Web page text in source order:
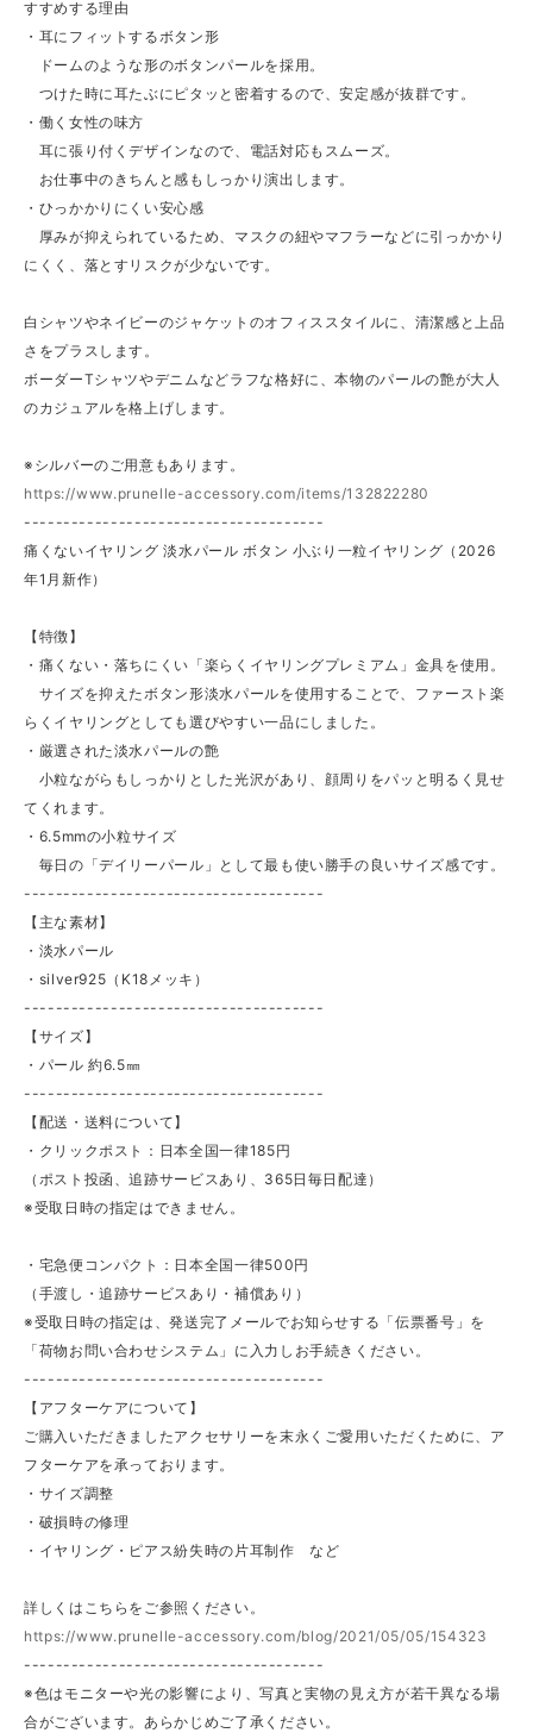
すすめする理由
・耳にフィットするボタン形
ドームのような形のボタンパールを採用。
つけた時に耳たぶにピタッと密着するので、安定感が抜群です。
・働く女性の味方
耳に張り付くデザインなので、電話対応もスムーズ。
お仕事中のきちんと感もしっかり演出します。
・ひっかかりにくい安心感
厚みが抑えられているため、マスクの紐やマフラーなどに引っかかり
にくく、落とすリスクが少ないです。
白シャツやネイビーのジャケットのオフィススタイルに、清潔感と上品
さをプラスします。
ボーダーTシャツやデニムなどラフな格好に、本物のパールの艶が大人
のカジュアルを格上げします。
※シルバーのご用意もあります。
https://www.prunelle-accessory.com/items/132822280
--------------------------------------
痛くないイヤリング 淡水パール ボタン 小ぶり一粒イヤリング（2026
年1月新作）
【特徴】
・痛くない・落ちにくい「楽らくイヤリングプレミアム」金具を使用。
サイズを抑えたボタン形淡水パールを使用することで、ファースト楽
らくイヤリングとしても選びやすい一品にしました。
・厳選された淡水パールの艶
小粒ながらもしっかりとした光沢があり、顔周りをパッと明るく見せ
てくれます。
・6.5mmの小粒サイズ
毎日の「デイリーパール」として最も使い勝手の良いサイズ感です。
--------------------------------------
【主な素材】
・淡水パール
・silver925（K18メッキ）
--------------------------------------
【サイズ】
・パール 約6.5㎜
--------------------------------------
【配送・送料について】
・クリックポスト：日本全国一律185円
（ポスト投函、追跡サービスあり、365日毎日配達）
※受取日時の指定はできません。
・宅急便コンパクト：日本全国一律500円
（手渡し・追跡サービスあり・補償あり）
※受取日時の指定は、発送完了メールでお知らせする「伝票番号」を
「荷物お問い合わせシステム」に入力しお手続きください。
--------------------------------------
【アフターケアについて】
ご購入いただきましたアクセサリーを末永くご愛用いただくために、ア
フターケアを承っております。
・サイズ調整
・破損時の修理
・イヤリング・ピアス紛失時の片耳制作 など
詳しくはこちらをご参照ください。
https://www.prunelle-accessory.com/blog/2021/05/05/154323
--------------------------------------
※色はモニターや光の影響により、写真と実物の見え方が若干異なる場
合がございます。あらかじめご了承ください。